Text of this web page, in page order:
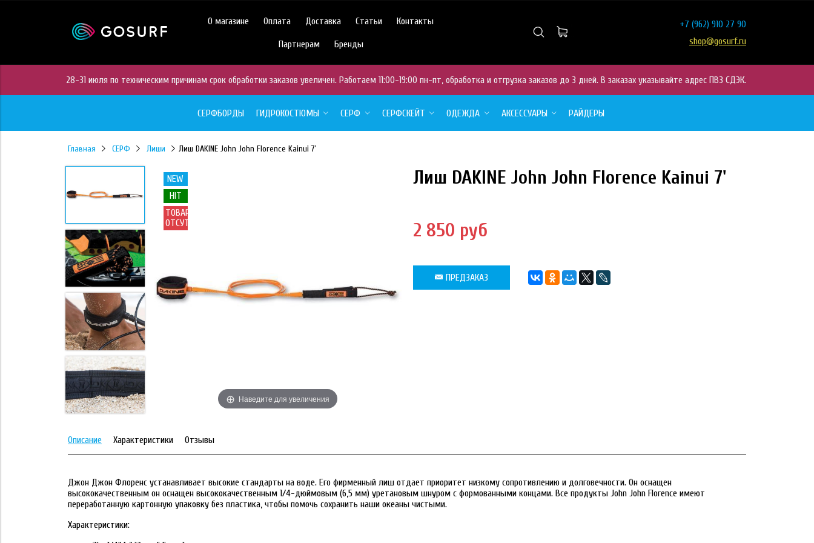
О магазине Оплата Доставка Статьи Контакты
Партнерам Бренды
+7 (962) 910 27 90
shop@gosurf.ru
28-31 июля по техническим причинам срок обработки заказов увеличен. Работаем 11:00-19:00 пн-пт, обработка и отгрузка заказов до 3 дней. В заказах указывайте адрес ПВЗ СДЭК.
СЕРФБОРДЫ ГИДРОКОСТЮМЫ СЕРФ СЕРФСКЕЙТ ОДЕЖДА АКСЕССУАРЫ РАЙДЕРЫ
Главная СЕРФ Лиши Лиш DAKINE John John Florence Kainui 7'
NEW
HIT
ТОВАР
ОТСУТСТВУЕТ
Наведите для увеличения
NEW
ОТСУТСТВУЕТ
NEW
Лиш DAKINE John John Florence Kainui 7'
2 850 руб
ПРЕДЗАКАЗ
Описание Характеристики Отзывы
Джон Джон Флоренс устанавливает высокие стандарты на воде. Его фирменный лиш отдает приоритет низкому сопротивлению и долговечности. Он оснащен
высококачественным он оснащен высококачественным 1/4-дюймовым (6,5 мм) уретановым шнуром с формованными концами. Все продукты John John Florence имеют
переработанную картонную упаковку без пластика, чтобы помочь сохранить наши океаны чистыми.
Характеристики: